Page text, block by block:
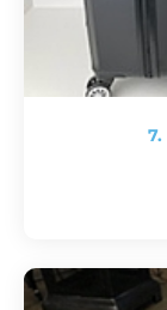
7.